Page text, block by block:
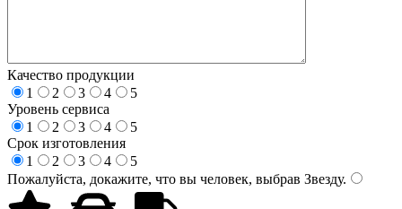
Качество продукции
1
2 3 4
5
Уровень сервиса
1
2 3 4
5
Срок изготовления
1
2 3 4
5
Пожалуйста, докажите, что вы человек, выбрав Звезду.